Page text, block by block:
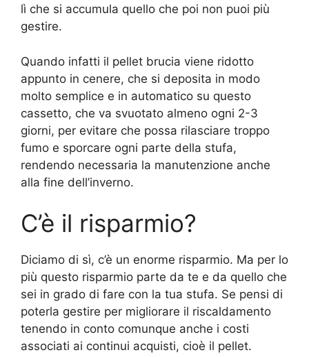
lì che si accumula quello che poi non puoi più
gestire.
Quando infatti il pellet brucia viene ridotto
appunto in cenere, che si deposita in modo
molto semplice e in automatico su questo
cassetto, che va svuotato almeno ogni 2-3
giorni, per evitare che possa rilasciare troppo
fumo e sporcare ogni parte della stufa,
rendendo necessaria la manutenzione anche
alla fine dell’inverno.
C’è il risparmio?
Diciamo di sì, c’è un enorme risparmio. Ma per lo
più questo risparmio parte da te e da quello che
sei in grado di fare con la tua stufa. Se pensi di
poterla gestire per migliorare il riscaldamento
tenendo in conto comunque anche i costi
associati ai continui acquisti, cioè il pellet.